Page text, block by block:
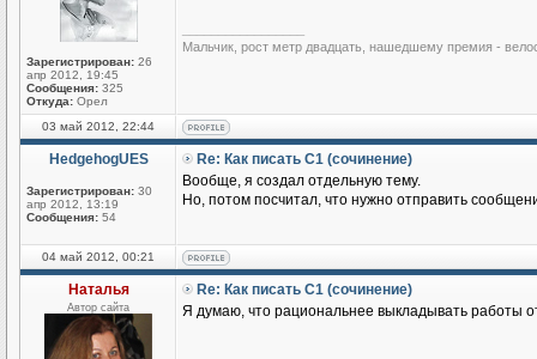
Зарегистрирован: 26
апр 2012, 19:45
Сообщения: 325
Откуда: Орел
Мальчик, рост метр двадцать, нашедшему премия -
03 май 2012, 22:44
HedgehogUES
Зарегистрирован: 30
апр 2012, 13:19
Сообщения: 54
Re: Как писать С1 (сочинение)
Вообще, я создал отдельную тему.
Но, потом посчитал, что нужно отправить
04 май 2012, 00:21
Наталья
Автор сайта
Re: Как писать С1 (сочинение)
Я думаю, что рациональнее выкладывать работы